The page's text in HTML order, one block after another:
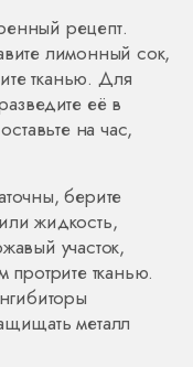
рецепт.
лимонный сок,
тканью. Для
её в
на час,
берите
жидкость,
участок,
протрите тканью.
металл